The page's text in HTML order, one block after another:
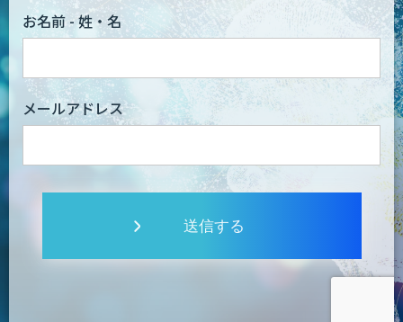
お名前 - 姓・名
メールアドレス
送信する